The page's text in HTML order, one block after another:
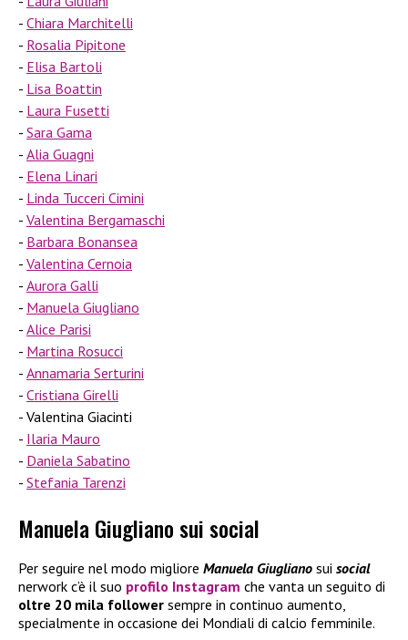
Chiara Marchitelli
Rosalia Pipitone
Elisa Bartoli
Lisa Boattin
Laura Fusetti
Sara Gama
Alia Guagni
Elena Linari
Linda Tucceri Cimini
Valentina Bergamaschi
Barbara Bonansea
Valentina Cernoia
Aurora Galli
Manuela Giugliano
Alice Parisi
Martina Rosucci
Annamaria Serturini
Cristiana Girelli
Valentina Giacinti
Ilaria Mauro
Daniela Sabatino
Stefania Tarenzi
Manuela Giugliano sui social
Per seguire nel modo migliore Manuela Giugliano sui social
nerwork c’è il suo profilo Instagram che vanta un seguito di
oltre 20 mila follower sempre in continuo aumento,
specialmente in occasione dei Mondiali di calcio femminile.